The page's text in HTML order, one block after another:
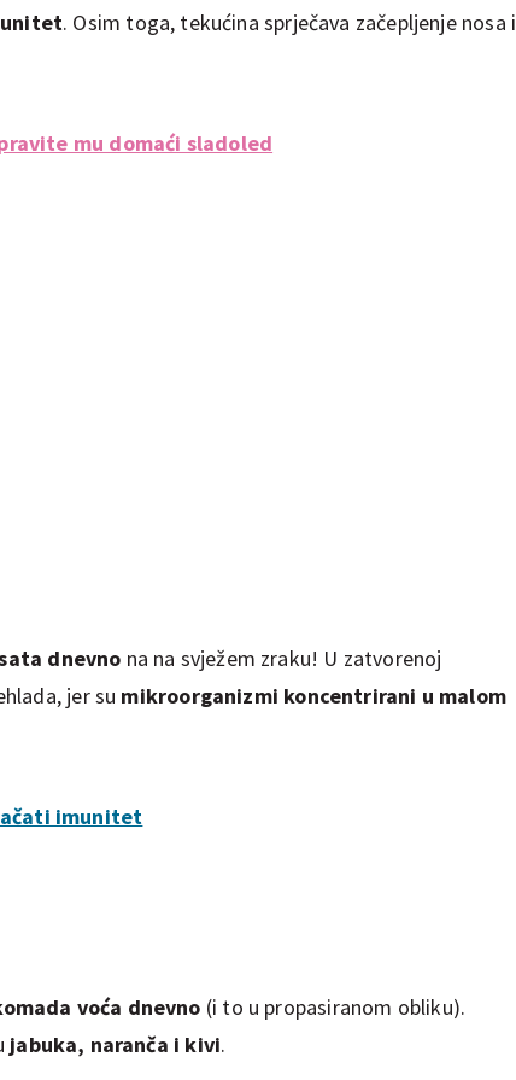
. Osim toga, tekućina sprječava začepljenje nosa i
mu domaći sladoled
dnevno na na svježem zraku! U zatvorenoj
jer su mikroorganizmi koncentrirani u malom
imunitet
voća dnevno (i to u propasiranom obliku).
jabuka, naranča i kivi.